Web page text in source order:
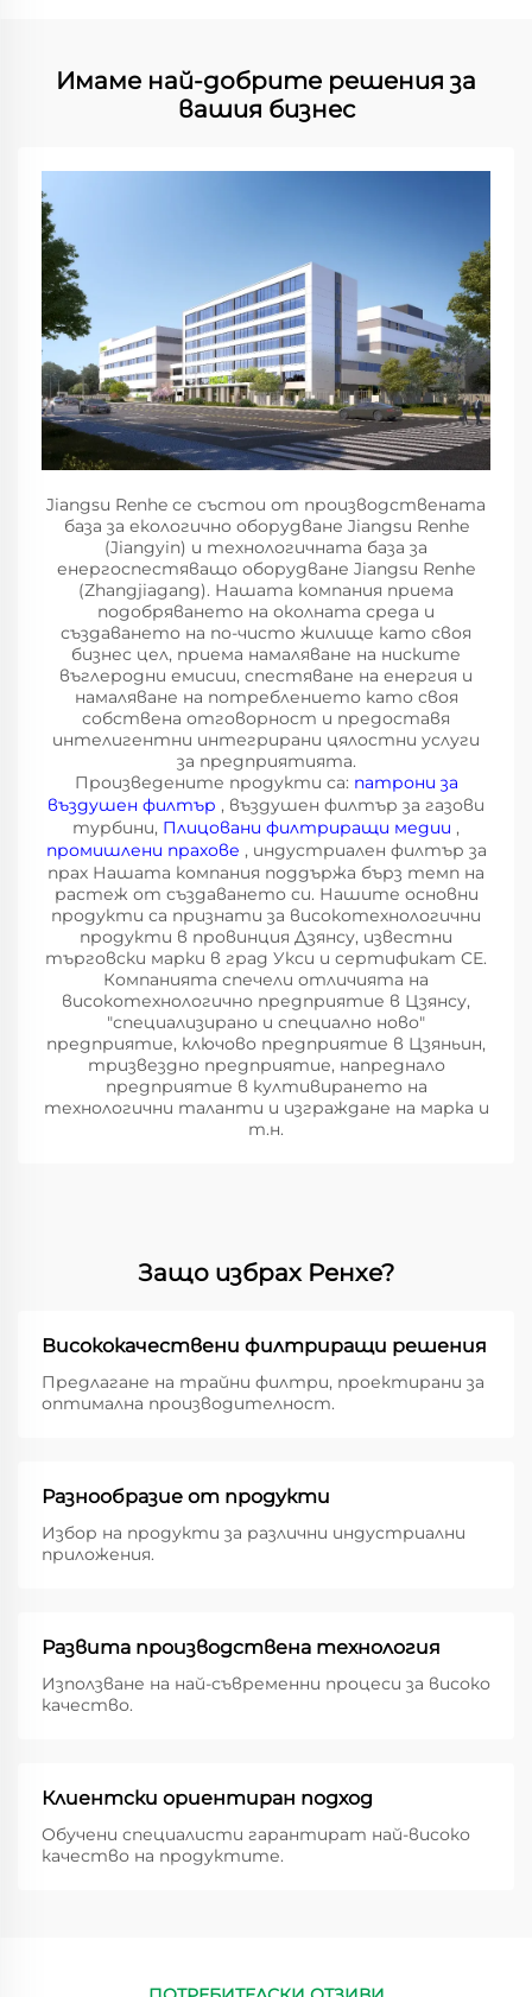
Имаме най-добрите решения за
вашия бизнес
Jiangsu Renhe се състои от производствената
база за екологично оборудване Jiangsu Renhe
(Jiangyin) и технологичната база за
енергоспестяващо оборудване Jiangsu Renhe
(Zhangjiagang). Нашата компания приема
подобряването на околната среда и
създаването на по-чисто жилище като своя
бизнес цел, приема намаляване на ниските
въглеродни емисии, спестяване на енергия и
намаляване на потреблението като своя
собствена отговорност и предоставя
интелигентни интегрирани цялостни услуги
за предприятията.
Произведените продукти са: патрони за
въздушен филтър , въздушен филтър за газови
турбини, Плицовани филтриращи медии ,
промишлени прахове , индустриален филтър за
прах Нашата компания поддържа бърз темп на
растеж от създаването си. Нашите основни
продукти са признати за високотехнологични
продукти в провинция Дзянсу, известни
търговски марки в град Укси и сертификат CE.
Компанията спечели отличията на
високотехнологично предприятие в Цзянсу,
"специализирано и специално ново"
предприятие, ключово предприятие в Цзяньин,
тризвездно предприятие, напреднало
предприятие в култивирането на
технологични таланти и изграждане на марка и
т.н.
Защо избрах Ренхе?
Висококачествени филтриращи решения
Предлагане на трайни филтри, проектирани за
оптимална производителност.
Разнообразие от продукти
Избор на продукти за различни индустриални
приложения.
Развита производствена технология
Използване на най-съвременни процеси за високо
качество.
Клиентски ориентиран подход
Обучени специалисти гарантират най-високо
качество на продуктите.